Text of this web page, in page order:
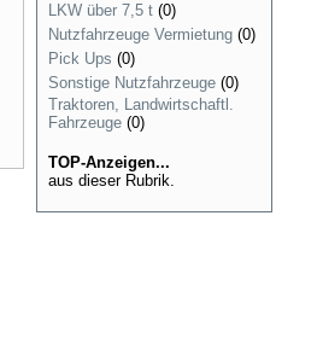
LKW über 7,5 t (0)
Nutzfahrzeuge Vermietung (0)
Pick Ups (0)
Sonstige Nutzfahrzeuge (0)
Traktoren, Landwirtschaftl.
Fahrzeuge (0)
TOP-Anzeigen...
aus dieser Rubrik.